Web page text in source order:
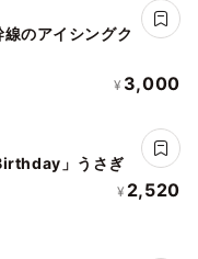
線のアイシングク
¥ 3,000
」うさぎ
¥ 2,520